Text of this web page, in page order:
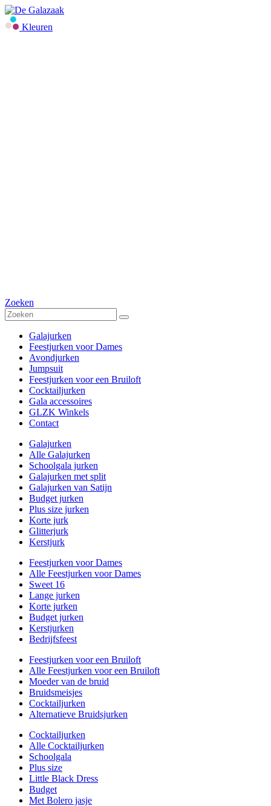
Kleuren
Zoeken
Galajurken
Feestjurken voor Dames
Avondjurken
Jumpsuit
Feestjurken voor een Bruiloft
Cocktailjurken
Gala accessoires
GLZK Winkels
Contact
Galajurken
Alle Galajurken
Schoolgala jurken
Galajurken met split
Galajurken van Satijn
Budget jurken
Plus size jurken
Korte jurk
Glitterjurk
Kerstjurk
Feestjurken voor Dames
Alle Feestjurken voor Dames
Sweet 16
Lange jurken
Korte jurken
Budget jurken
Kerstjurken
Bedrijfsfeest
Feestjurken voor een Bruiloft
Alle Feestjurken voor een Bruiloft
Moeder van de bruid
Bruidsmeisjes
Cocktailjurken
Alternatieve Bruidsjurken
Cocktailjurken
Alle Cocktailjurken
Schoolgala
Plus size
Little Black Dress
Budget
Met Bolero jasje